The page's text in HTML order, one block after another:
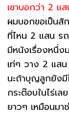
เขาบอกว่า 2 แ
ผมบอกขอเป็นสั
ที่ไหน 2 แสน ร
มีหนังเรื่องหนึ่ง
เท่ๆ วาง 2 แส
นะถ้าบุญลูกยังมี
กระต๊อบในไร่เ
ยาวๆ เหมือนมา